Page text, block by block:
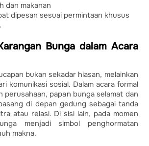
dan makanan
dipesan sesuai permintaan khusus
Bunga dalam Acara
bukan sekadar hiasan, melainkan
komunikasi sosial. Dalam acara formal
perusahaan, papan bunga selamat dan
di depan gedung sebagai tanda
atau relasi. Di sisi lain, pada momen
menjadi simbol penghormatan
makna.